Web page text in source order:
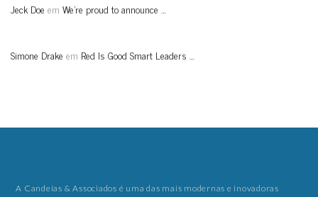
Jeck Doe em We’re proud to announce …
Simone Drake em Red Is Good Smart Leaders …
A Candeias & Associados é uma das mais modernas e inovadoras